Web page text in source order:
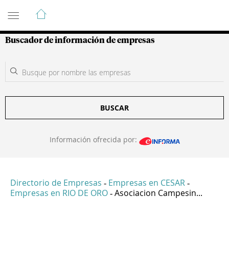
Guía de Empresas Colombianas
Buscador de información de empresas
BUSCAR
Información ofrecida por:
Directorio de Empresas - Empresas en CESAR -
Empresas en RIO DE ORO - Asociacion Campesin...